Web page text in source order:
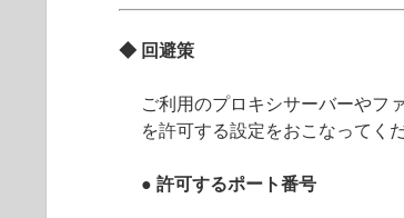
◆ 回避策
ご利用のプロキシサーバーやフ
を許可する設定をおこなってくだ
● 許可するポート番号